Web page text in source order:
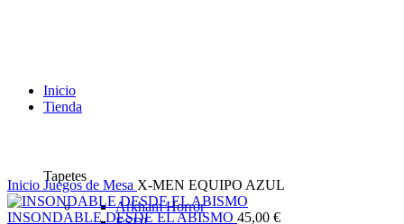
Inicio
Tienda
Tapetes
Arkham Horror
Inicio Juegos de Mesa X-MEN EQUIPO AZUL
INSONDABLE DESDE EL ABISMO 45,00 €